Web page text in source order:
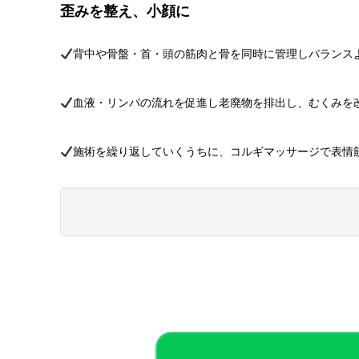
歪みを整え、小顔に
背中や骨盤・首・頭の筋肉と骨を同時に管理しバラン
血液・リンパの流れを促進し老廃物を排出し、むくみを
施術を繰り返していくうちに、コルギマッサージで表